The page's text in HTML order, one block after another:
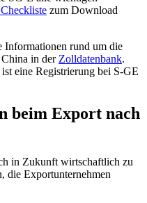
zum Download
Informationen rund um die
in der Zolldatenbank.
eine Registrierung bei S-GE
beim Export nach
in Zukunft wirtschaftlich zu
die Exportunternehmen